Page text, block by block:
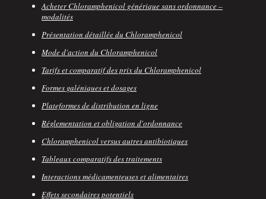
Acheter Chloramphenicol générique sans ordonnance –
modalités
Présentation détaillée du Chloramphenicol
Mode d'action du Chloramphenicol
Tarifs et comparatif des prix du Chloramphenicol
Formes galéniques et dosages
Plateformes de distribution en ligne
Réglementation et obligation d'ordonnance
Chloramphenicol versus autres antibiotiques
Tableaux comparatifs des traitements
Interactions médicamenteuses et alimentaires
Effets secondaires potentiels